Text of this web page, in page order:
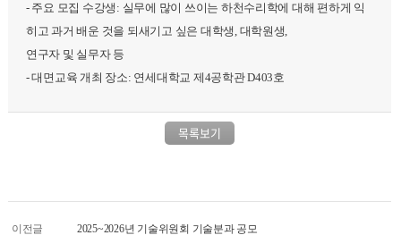
- 주요 모집 수강생: 실무에 많이 쓰이는 하천수리학에 대해 편하게 익
히고 과거 배운 것을 되새기고 싶은 대학생, 대학원생,
연구자 및 실무자 등
- 대면교육 개최 장소: 연세대학교 제4공학관 D403호
목록보기
이전글 2025~2026년 기술위원회 기술분과 공모